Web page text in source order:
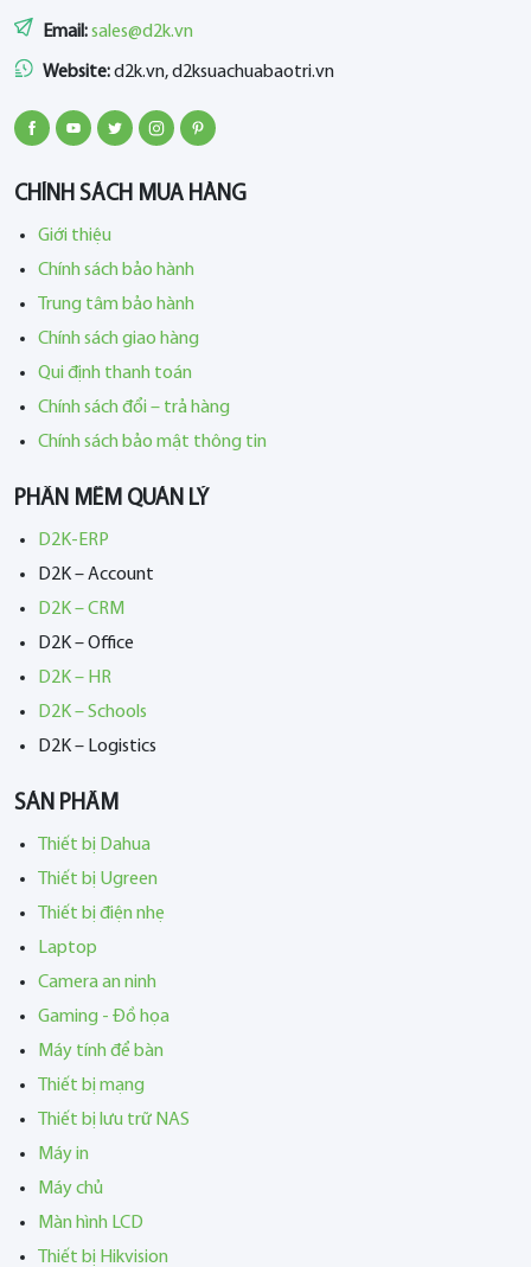
Email:sales@d2k.vn
Website:d2k.vn, d2ksuachuabaotri.vn
CHÍNH SÁCH MUA HÀNG
Giới thiệu
Chính sách bảo hành
Trung tâm bảo hành
Chính sách giao hàng
Qui định thanh toán
Chính sách đổi – trả hàng
Chính sách bảo mật thông tin
PHẦN MỀM QUẢN LÝ
D2K-ERP
D2K – Account
D2K – CRM
D2K – Office
D2K – HR
D2K – Schools
D2K – Logistics
SẢN PHẨM
Thiết bị Dahua
Thiết bị Ugreen
Thiết bị điện nhẹ
Laptop
Camera an ninh
Gaming - Đồ họa
Máy tính để bàn
Thiết bị mạng
Thiết bị lưu trữ NAS
Máy in
Máy chủ
Màn hình LCD
Thiết bị Hikvision